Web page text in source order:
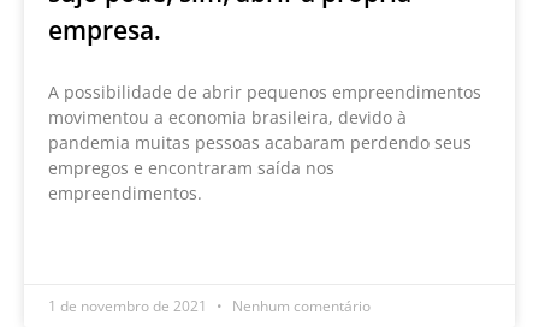
empresa.
A possibilidade de abrir pequenos empreendimentos
movimentou a economia brasileira, devido à
pandemia muitas pessoas acabaram perdendo seus
empregos e encontraram saída nos
empreendimentos.
1 de novembro de 2021 Nenhum comentário